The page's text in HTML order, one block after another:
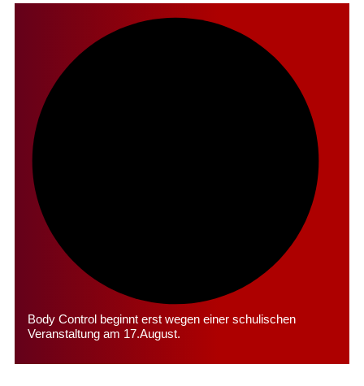
Body Control beginnt erst wegen einer schulischen
Veranstaltung am 17.August.